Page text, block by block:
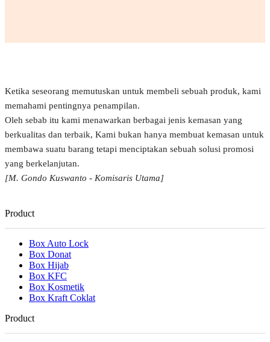
Ketika seseorang memutuskan untuk membeli sebuah produk, kami
memahami pentingnya penampilan.
Oleh sebab itu kami menawarkan berbagai jenis kemasan yang
berkualitas dan terbaik, Kami bukan hanya membuat kemasan untuk
membawa suatu barang tetapi menciptakan sebuah solusi promosi
yang berkelanjutan.
[M. Gondo Kuswanto - Komisaris Utama]
Product
Box Auto Lock
Box Donat
Box Hijab
Box KFC
Box Kosmetik
Box Kraft Coklat
Product